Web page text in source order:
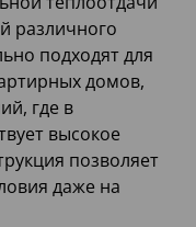
различного
подходят для
домов,
где в
высокое
позволяет
даже на